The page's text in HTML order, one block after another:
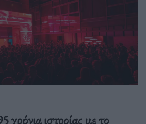
ιστορίας με το